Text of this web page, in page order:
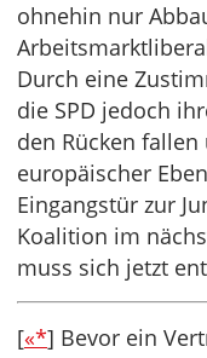
ohnehin nur
Durch eine
die SPD jedoch
den Rücken
europäischer
Eingangstür zur
Koalition im
muss sich jetzt
[«*] Bevor ein